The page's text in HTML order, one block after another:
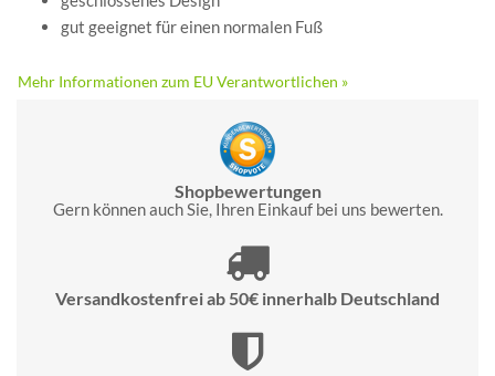
gut geeignet für einen normalen Fuß
Mehr Informationen zum EU Verantwortlichen »
Shopbewertungen
Gern können auch Sie, Ihren Einkauf bei uns bewerten.
Versandkostenfrei ab 50€ innerhalb Deutschland